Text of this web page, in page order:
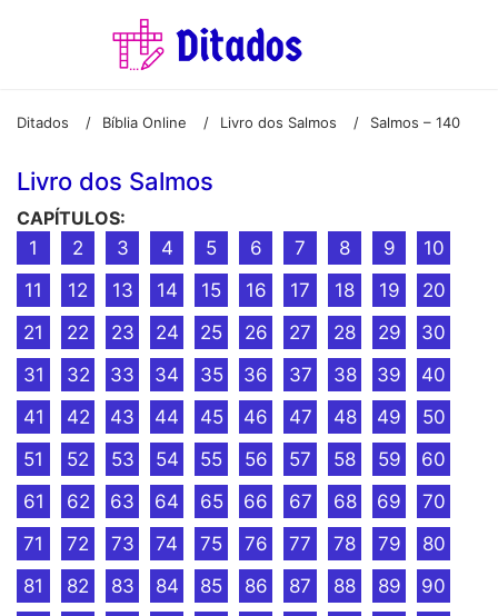
Ditados / Bíblia Online / Livro dos Salmos / Salmos – 140
Livro dos Salmos
CAPÍTULOS:
1
2 3 4 5 6 7 8 9
10
11
12 13 14 15 16 17 18 19
20
21
22 23 24 25 26 27 28 29
30
31
32 33 34 35 36 37 38 39
40
41
42 43 44 45 46 47 48 49
50
51
52 53 54 55 56 57 58 59
60
61
62 63 64 65 66 67 68 69
70
71
72 73 74 75 76 77 78 79
80
81
82 83 84 85 86 87 88 89
90